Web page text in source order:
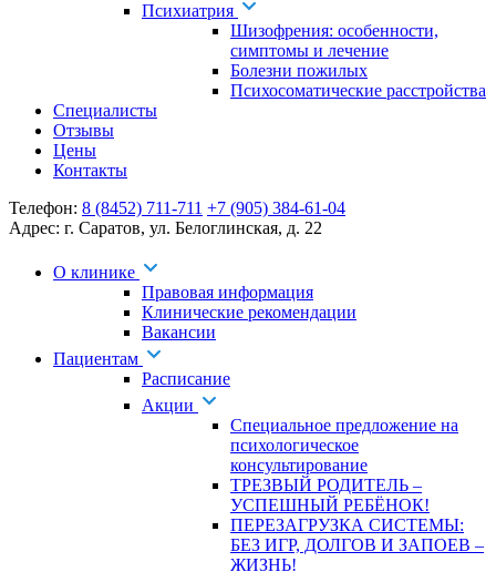
Психиатрия
Шизофрения: особенности,
симптомы и лечение
Болезни пожилых
Психосоматические расстройства
Специалисты
Отзывы
Цены
Контакты
Телефон: 8 (8452) 711-711 +7 (905) 384-61-04
Адрес: г. Саратов, ул. Белоглинская, д. 22
О клинике
Правовая информация
Клинические рекомендации
Вакансии
Пациентам
Расписание
Акции
Специальное предложение на
психологическое
консультирование
ТРЕЗВЫЙ РОДИТЕЛЬ –
УСПЕШНЫЙ РЕБЁНОК!
ПЕРЕЗАГРУЗКА СИСТЕМЫ:
БЕЗ ИГР, ДОЛГОВ И ЗАПОЕВ –
ЖИЗНЬ!